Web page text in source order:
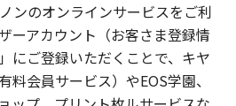
ンのオンラインサービスをご利
ーアカウント（お客さま登録情
にご登録いただくことで、キヤ
料会員サービス）やEOS学園、